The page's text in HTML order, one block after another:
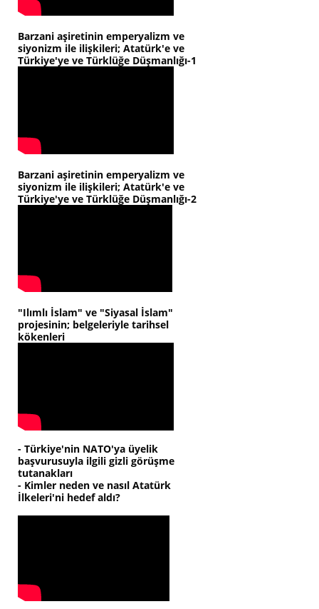
Barzani aşiretinin emperyalizm ve
siyonizm ile ilişkileri; Atatürk'e ve
Türkiye'ye ve Türklüğe Düşmanlığı-1
Barzani aşiretinin emperyalizm ve
siyonizm ile ilişkileri; Atatürk'e ve
Türkiye'ye ve Türklüğe Düşmanlığı-2
"Ilımlı İslam" ve "Siyasal İslam"
projesinin; belgeleriyle tarihsel
kökenleri
- Türkiye'nin NATO'ya üyelik
başvurusuyla ilgili gizli görüşme
tutanakları
- Kimler neden ve nasıl Atatürk
İlkeleri'ni hedef aldı?